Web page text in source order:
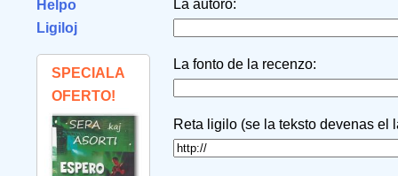
Helpo
Ligiloj
SPECIALA
OFERTO!
La aŭtoro:
La fonto de la recenzo:
Reta ligilo (se la teksto devenas el